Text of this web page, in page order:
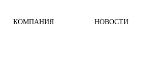
КОМПАНИЯ НОВОСТИ